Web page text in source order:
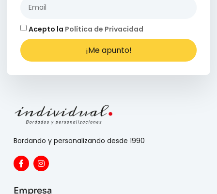
Acepto la Política de Privacidad
¡Me apunto!
Bordando y personalizando desde 1990
Empresa